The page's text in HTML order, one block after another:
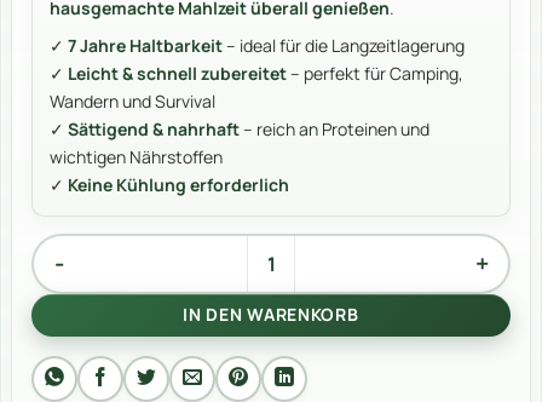
hausgemachte Mahlzeit überall genießen.
✓ 7 Jahre Haltbarkeit– ideal für die Langzeitlagerung
✓ Leicht & schnell zubereitet– perfekt für Camping,
Wandern und Survival
✓ Sättigend & nahrhaft– reich an Proteinen und
wichtigen Nährstoffen
✓ Keine Kühlung erforderlich
Kartoffeln mit Hackfleischsauce Menge
IN DEN WARENKORB
Alternative: